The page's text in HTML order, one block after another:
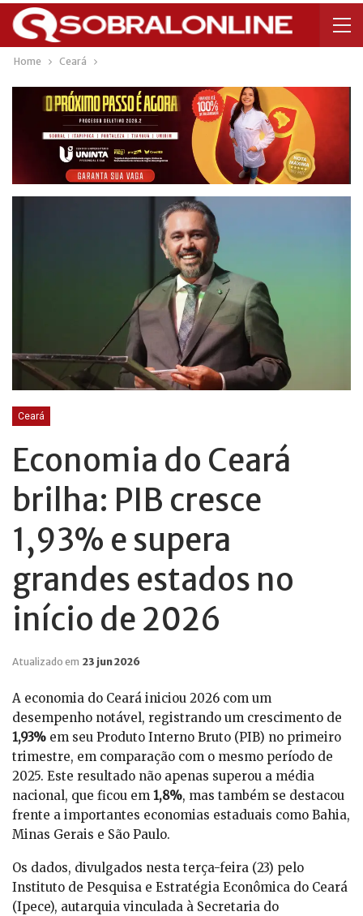
Home Ceará
Ceará
Economia do Ceará
brilha: PIB cresce
1,93% e supera
grandes estados no
início de 2026
Atualizado em 23 jun 2026
A economia do Ceará iniciou 2026 com um
desempenho notável, registrando um crescimento de
1,93% em seu Produto Interno Bruto (PIB) no primeiro
trimestre, em comparação com o mesmo período de
2025. Este resultado não apenas superou a média
nacional, que ficou em 1,8%, mas também se destacou
frente a importantes economias estaduais como Bahia,
Minas Gerais e São Paulo.
Os dados, divulgados nesta terça-feira (23) pelo
Instituto de Pesquisa e Estratégia Econômica do Ceará
(Ipece), autarquia vinculada à Secretaria do